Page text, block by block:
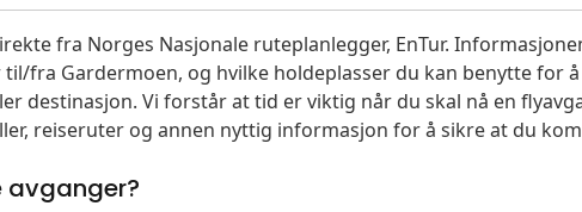
fra Norges Nasjonale ruteplanlegger, EnTur.
fra Gardermoen, og hvilke holdeplasser du kan benytte for
destinasjon. Vi forstår at tid er viktig når du skal nå en
reiseruter og annen nyttig informasjon for å sikre at du
avganger?